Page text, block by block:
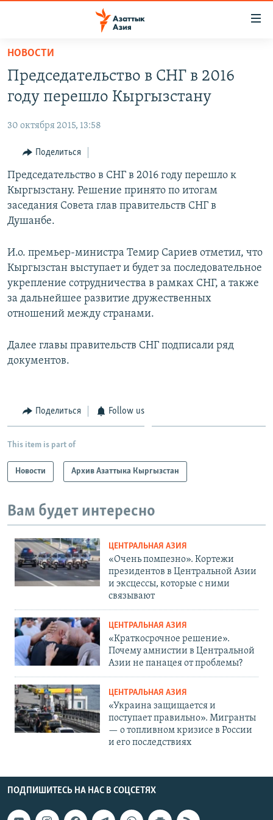
Вернуться
основному
содержанию
Вернутся
навигации
Вернутся
поиску
КАЗАХСТАН
УЗБЕКИСТАН
ТАДЖИКИСТАН
НОВОСТИ
ВОЙНА В УКРАИНЕ
НА ДРУГИХ ЯЗЫКАХ
ҚАЗАҚША
КЫРГЫЗЧА
ЎЗБЕКЧА
ТОҶИКӢ
Все сайты РСЕ/РС
НОВОСТИ
Председательство в СНГ в 2016
году перешло Кыргызстану
30 октября 2015, 13:58
Поделиться
Председательство в СНГ в 2016 году перешло к
Кыргызстану. Решение принято по итогам
заседания Совета глав правительств СНГ в
Душанбе.
И.о. премьер-министра Темир Сариев отметил, что
Кыргызстан выступает и будет за последовательное
укрепление сотрудничества в рамках СНГ, а также
за дальнейшее развитие дружественных
отношений между странами.
Далее главы правительств СНГ подписали ряд
документов.
Поделиться Follow us
This item is part of
Новости Архив Азаттыка Кыргызстан
Вам будет интересно
ЦЕНТРАЛЬНАЯ АЗИЯ
«Очень помпезно». Кортежи
президентов в Центральной Азии
и эксцессы, которые с ними
связывают
ЦЕНТРАЛЬНАЯ АЗИЯ
«Краткосрочное решение».
Почему амнистии в Центральной
Азии не панацея от проблемы?
ЦЕНТРАЛЬНАЯ АЗИЯ
«Украина защищается и
поступает правильно». Мигранты
— о топливном кризисе в России
и его последствиях
ПОДПИШИТЕСЬ НА НАС В СОЦСЕТЯХ